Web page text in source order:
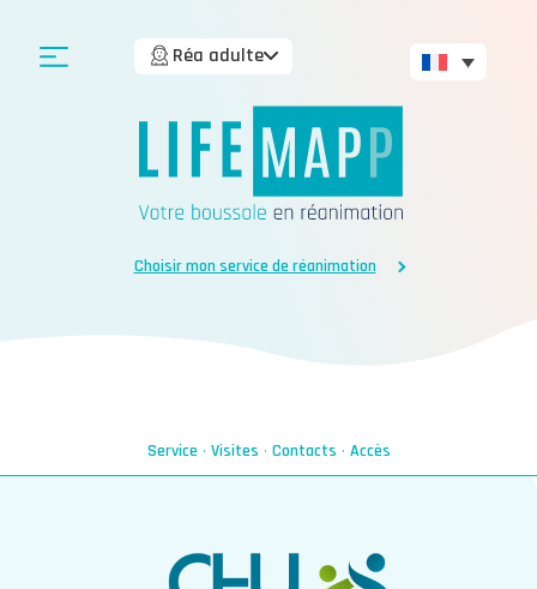
Réa adulte
Choisir mon service de réanimation
Service · Visites · Contacts · Accès